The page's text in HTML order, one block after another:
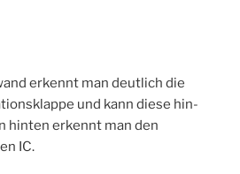
erkennt man deutlich die
und kann diese hin-
hinten erkennt man den
IC.